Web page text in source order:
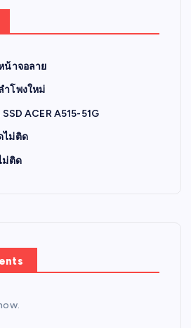
น้าจอลาย
ำโพงใหม่
ACER A515-51G
ไม่ติด
ม่ติด